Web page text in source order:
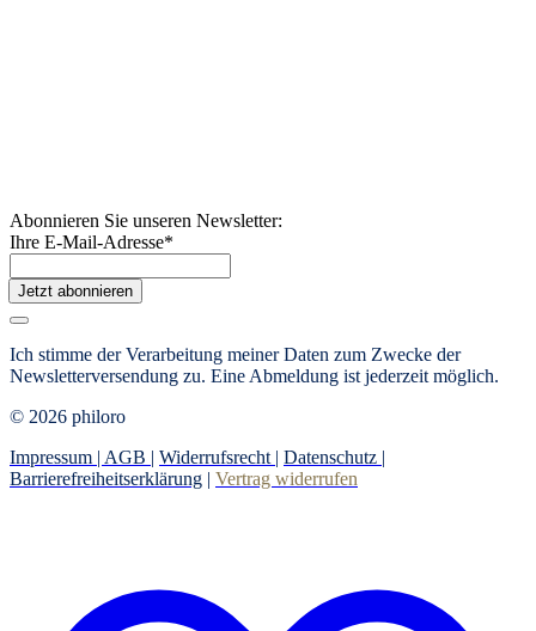
Abonnieren Sie unseren Newsletter:
Ihre E-Mail-Adresse*
Jetzt abonnieren
Ich stimme der Verarbeitung meiner Daten zum Zwecke der
Newsletterversendung zu. Eine Abmeldung ist jederzeit möglich.
© 2026 philoro
Impressum | AGB | Widerrufsrecht | Datenschutz |
Barrierefreiheitserklärung | Vertrag widerrufen